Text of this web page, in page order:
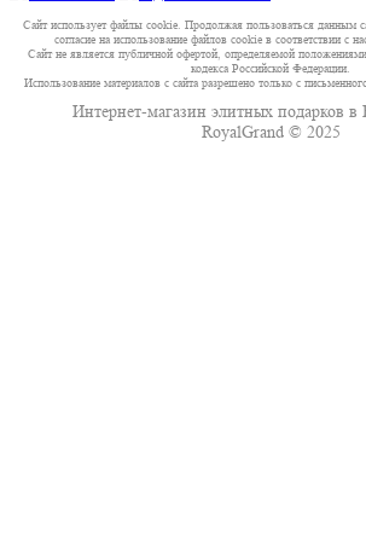
Сайт использует файлы cookie. Продолжая пользоваться данным
согласие на использование файлов cookie в соответствии с
Сайт не является публичной офертой, определяемой
кодекса Российской Федерации.
Использование материалов с сайта разрешено только с
Интернет-магазин элитных подарков в
RoyalGrand © 2025